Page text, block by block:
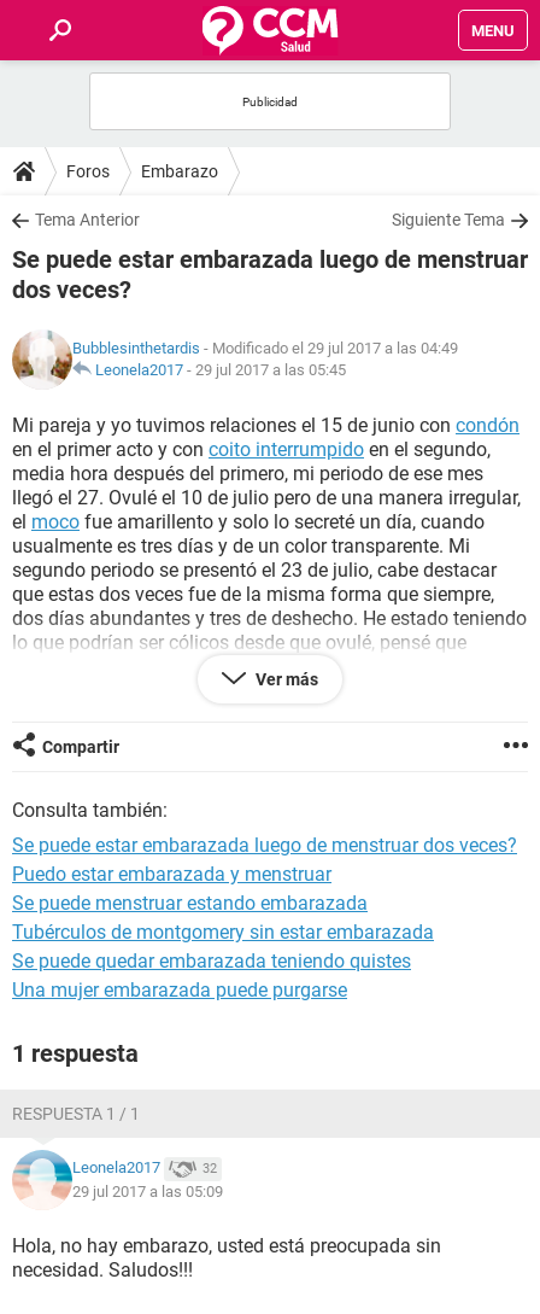
MENU
FOROS
SALUD
FAMILIA
NUTRICIÓN
SEXUALIDAD
GLOSARIO
Foros Embarazo
Tema Anterior Siguiente Tema
Se puede estar embarazada luego de menstruar
dos veces?
Bubblesinthetardis - Modificado el 29 jul 2017 a las 04:49
Leonela2017 - 29 jul 2017 a las 05:45
Mi pareja y yo tuvimos relaciones el 15 de junio con condón
en el primer acto y con coito interrumpido en el segundo,
media hora después del primero, mi periodo de ese mes
llegó el 27. Ovulé el 10 de julio pero de una manera irregular,
el moco fue amarillento y solo lo secreté un día, cuando
usualmente es tres días y de un color transparente. Mi
segundo periodo se presentó el 23 de julio, cabe destacar
que estas dos veces fue de la misma forma que siempre,
dos días abundantes y tres de deshecho. He estado teniendo
lo que podrían ser cólicos desde que ovulé, pensé que
pasarían ya que me viniera el periodo pero no fue así, leí que
podría ser porque el útero se está agrandando, ¿debería
tampoco identifico ninguno de los otros síntomas de
embarazo (nauseas, vomitos, fatiga, sueño, dolor de pechos)
Ver más
Compartir
Consulta también:
Se puede estar embarazada luego de menstruar dos veces?
Puedo estar embarazada y menstruar
Se puede menstruar estando embarazada
Tubérculos de montgomery sin estar embarazada
Se puede quedar embarazada teniendo quistes
Una mujer embarazada puede purgarse
1 respuesta
RESPUESTA 1 / 1
Leonela2017 32
29 jul 2017 a las 05:09
Hola, no hay embarazo, usted está preocupada sin
necesidad. Saludos!!!